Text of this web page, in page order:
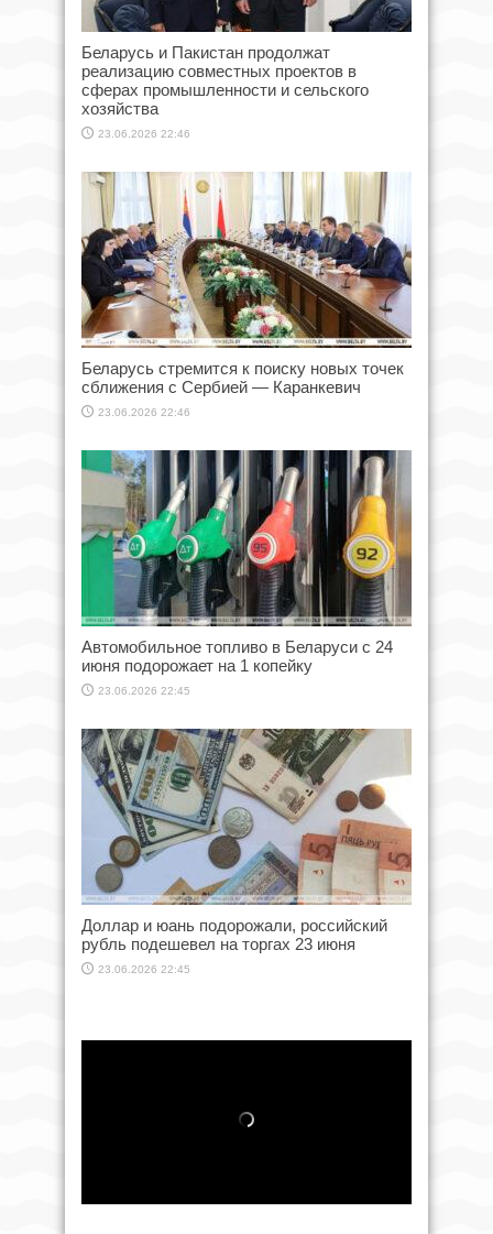
Беларусь и Пакистан продолжат
реализацию совместных проектов в
сферах промышленности и сельского
хозяйства
23.06.2026 22:46
Беларусь стремится к поиску новых точек
сближения с Сербией — Каранкевич
23.06.2026 22:46
Автомобильное топливо в Беларуси с 24
июня подорожает на 1 копейку
23.06.2026 22:45
Доллар и юань подорожали, российский
рубль подешевел на торгах 23 июня
23.06.2026 22:45